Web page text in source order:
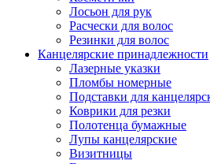
Лосьон для рук
Расчески для волос
Резинки для волос
Канцелярские принадлежности
Лазерные указки
Пломбы номерные
Подставки для
Коврики для резки
Полотенца бумажные
Лупы канцелярские
Визитницы